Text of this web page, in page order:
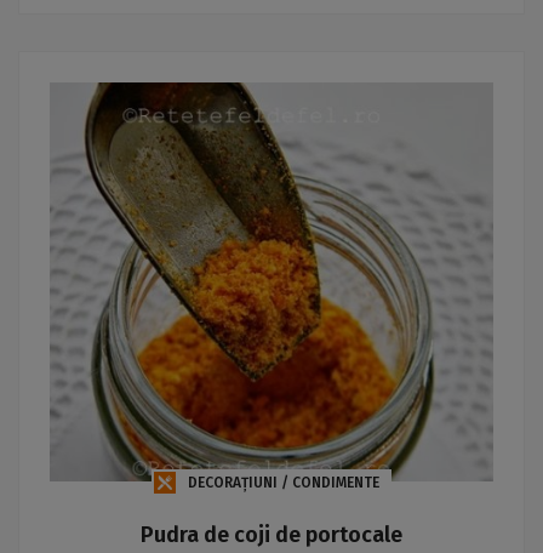
DECORAȚIUNI / CONDIMENTE
Pudra de coji de portocale